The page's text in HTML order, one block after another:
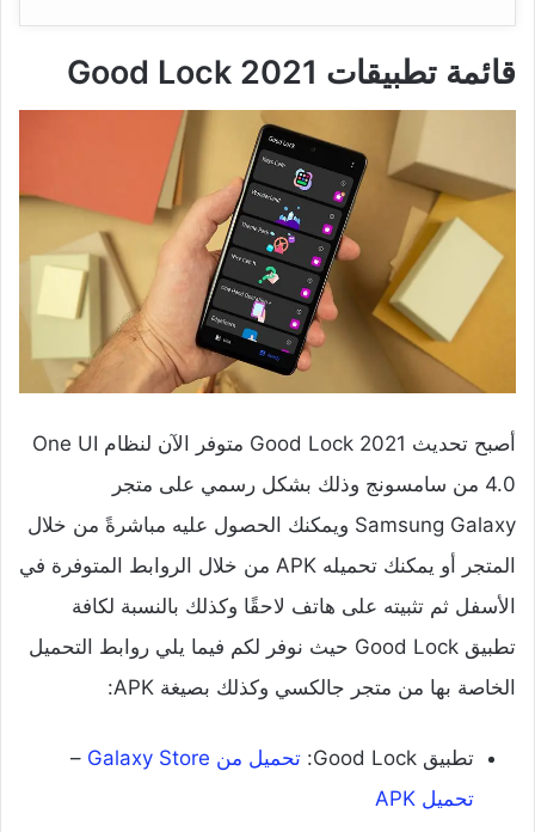
قائمة تطبيقات Good Lock 2021
أصبح تحديث Good Lock 2021 متوفر الآن لنظام One UI
4.0 من سامسونج وذلك بشكل رسمي على متجر
Samsung Galaxy ويمكنك الحصول عليه مباشرةً من خلال
المتجر أو يمكنك تحميله APK من خلال الروابط المتوفرة في
الأسفل ثم تثبيته على هاتف لاحقًا وكذلك بالنسبة لكافة
تطبيق Good Lock حيث نوفر لكم فيما يلي روابط التحميل
الخاصة بها من متجر جالكسي وكذلك بصيغة APK:
تطبيق Good Lock: تحميل من Galaxy Store
–
تحميل APK